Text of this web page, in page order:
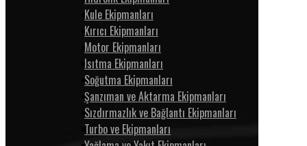
Kule Ekipmanları
Kırıcı Ekipmanları
Motor Ekipmanları
Isıtma Ekipmanları
Soğutma Ekipmanları
Şanzıman ve Aktarma Ekipmanları
Sızdırmazlık ve Bağlantı Ekipmanları
Turbo ve Ekipmanları